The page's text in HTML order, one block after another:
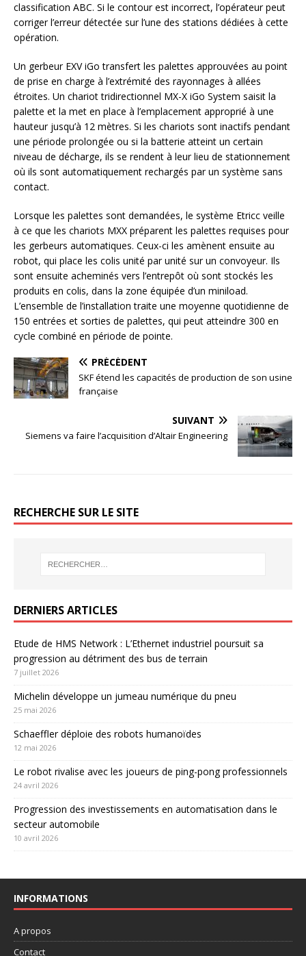
classification ABC. Si le contour est incorrect, l’opérateur peut
corriger l’erreur détectée sur l’une des stations dédiées à cette
opération.
Un gerbeur EXV iGo transfert les palettes approuvées au point
de prise en charge à l’extrémité des rayonnages à allées
étroites. Un chariot tridirectionnel MX-X iGo System saisit la
palette et la met en place à l’emplacement approprié à une
hauteur jusqu’à 12 mètres. Si les chariots sont inactifs pendant
une période prolongée ou si la batterie atteint un certain
niveau de décharge, ils se rendent à leur lieu de stationnement
où ils sont automatiquement rechargés par un système sans
contact.
Lorsque les palettes sont demandées, le système Etricc veille
à ce que les chariots MXX préparent les palettes requises pour
les gerbeurs automatiques. Ceux-ci les amènent ensuite au
robot, qui place les colis unité par unité sur un convoyeur. Ils
sont ensuite acheminés vers l’entrepôt où sont stockés les
produits en colis, dans la zone équipée d’un miniload.
L’ensemble de l’installation traite une moyenne quotidienne de
150 entrées et sorties de palettes, qui peut atteindre 300 en
cycle combiné en période de pointe.
PRÉCÉDENT
SKF étend les capacités de production de son usine
française
SUIVANT
Siemens va faire l’acquisition d’Altair Engineering
RECHERCHE SUR LE SITE
DERNIERS ARTICLES
Etude de HMS Network : L’Ethernet industriel poursuit sa
progression au détriment des bus de terrain
7 juillet 2026
Michelin développe un jumeau numérique du pneu
25 mai 2026
Schaeffler déploie des robots humanoïdes
12 mai 2026
Le robot rivalise avec les joueurs de ping-pong professionnels
24 avril 2026
Progression des investissements en automatisation dans le
secteur automobile
10 avril 2026
INFORMATIONS
A propos
Contact